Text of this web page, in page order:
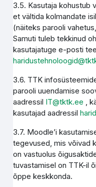
3.5. Kasutaja kohustub
et vältida kolmandate
(näiteks parooli
Samuti tuleb tekkinud
kasutajatuge e-posti
3.6. TTK
parooli uuendamise
aadressil IT@tktk.ee ,
kasutajad aadressil
3.7. Moodle’i
tegevused, mis võivad
on vastuolus
tuvastamisel on TTK-il
õppe keskkonda.